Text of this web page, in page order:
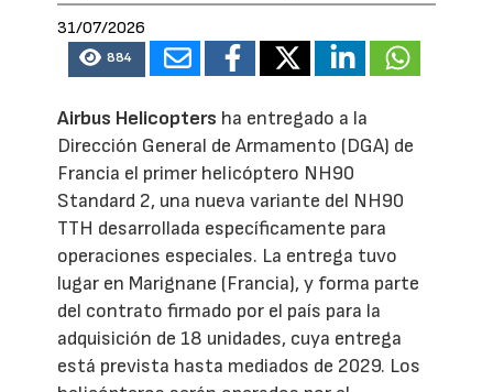
31/07/2026
884
Airbus Helicopters ha entregado a la
Dirección General de Armamento (DGA) de
Francia el primer helicóptero NH90
Standard 2, una nueva variante del NH90
TTH desarrollada específicamente para
operaciones especiales. La entrega tuvo
lugar en Marignane (Francia), y forma parte
del contrato firmado por el país para la
adquisición de 18 unidades, cuya entrega
está prevista hasta mediados de 2029. Los